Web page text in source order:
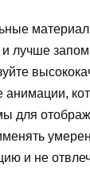
лучше
анимации,
для
и не